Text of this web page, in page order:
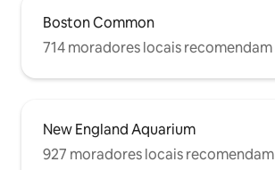
Boston Common
714 moradores locais recomendam
New England Aquarium
927 moradores locais recomendam